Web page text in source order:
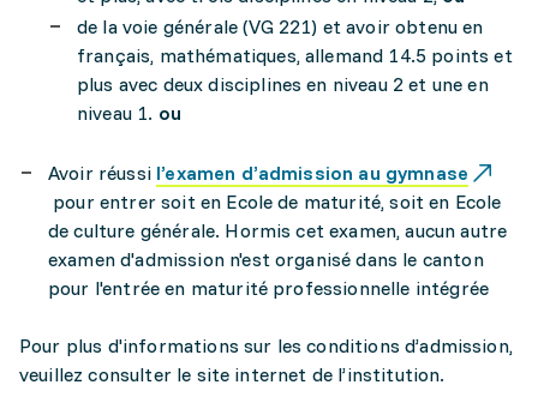
de la voie générale (VG 221) et avoir obtenu en
français, mathématiques, allemand 14.5 points et
plus avec deux disciplines en niveau 2 et une en
niveau 1. ou
Avoir réussi l’examen d’admission au gymnase
pour entrer soit en Ecole de maturité, soit en Ecole
de culture générale. Hormis cet examen, aucun autre
examen d'admission n'est organisé dans le canton
pour l'entrée en maturité professionnelle intégrée
Pour plus d'informations sur les conditions d’admission,
veuillez consulter le site internet de l’institution.